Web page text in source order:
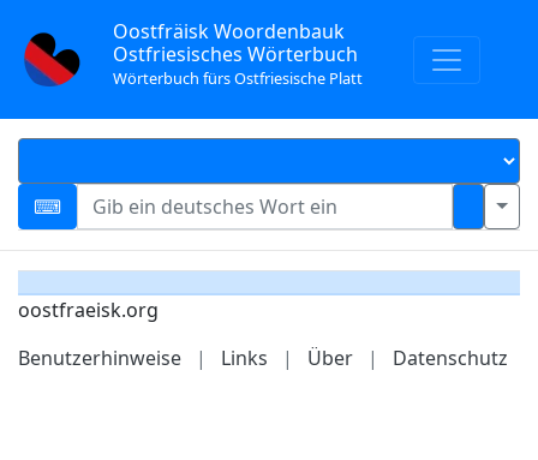
Oostfräisk Woordenbauk
Ostfriesisches Wörterbuch
Wörterbuch fürs Ostfriesische Platt
oostfraeisk.org
Benutzerhinweise
| Links | Über | Datenschutz